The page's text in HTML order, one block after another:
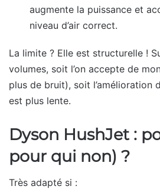
augmente la puissance et
niveau d’air correct.
La limite ? Elle est structurelle !
volumes, soit l’on accepte de
plus de bruit), soit l’amélioration
est plus lente.
Dyson HushJet :
pour qui non) ?
Très adapté si :